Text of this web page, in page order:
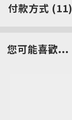
付款方式 (11)
您可能喜歡...